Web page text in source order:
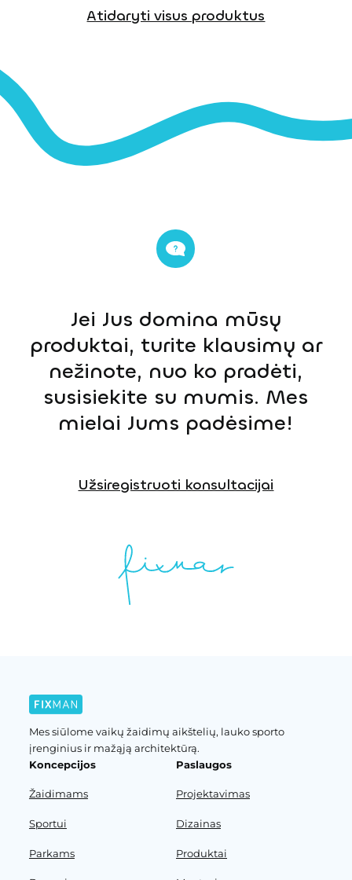
Atidaryti visus produktus
Jei Jus domina mūsų
produktai, turite klausimų ar
nežinote, nuo ko pradėti,
susisiekite su mumis. Mes
mielai Jums padėsime!
Užsiregistruoti konsultacijai
Mes siūlome vaikų žaidimų aikštelių, lauko sporto
įrenginius ir mažąją architektūrą.
Koncepcijos
Žaidimams
Sportui
Parkams
Paslaugos
Projektavimas
Dizainas
Produktai